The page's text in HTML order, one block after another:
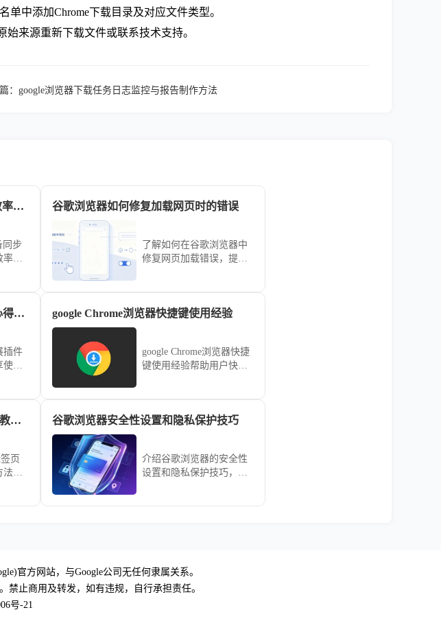
中添加Chrome下载目录及对应文件类型。
来源重新下载文件或联系技术支持。
： google浏览器下载任务日志监控与报告制作方法
Google浏览器多设备同步操作实测效率如何
同步
率，
器使
谷歌浏览器如何修复加载网页时的错误
了解如何在谷歌浏览器中
修复网页加载错误，提供
谷歌浏览器扩展插件权限管理使用心得解析
插件
使用
google Chrome浏览器快捷键使用经验
google Chrome浏览器快捷
键使用经验帮助用户快速
操作流程。
google浏览器标签页恢复快捷键使用教程详解
页
法，
谷歌浏览器安全性设置和隐私保护技巧
介绍谷歌浏览器的安全性
设置和隐私保护技巧，帮
官方网站，与Google公司无任何隶属关系。
禁止商用及转发，如有违规，自行承担责任。
号-21